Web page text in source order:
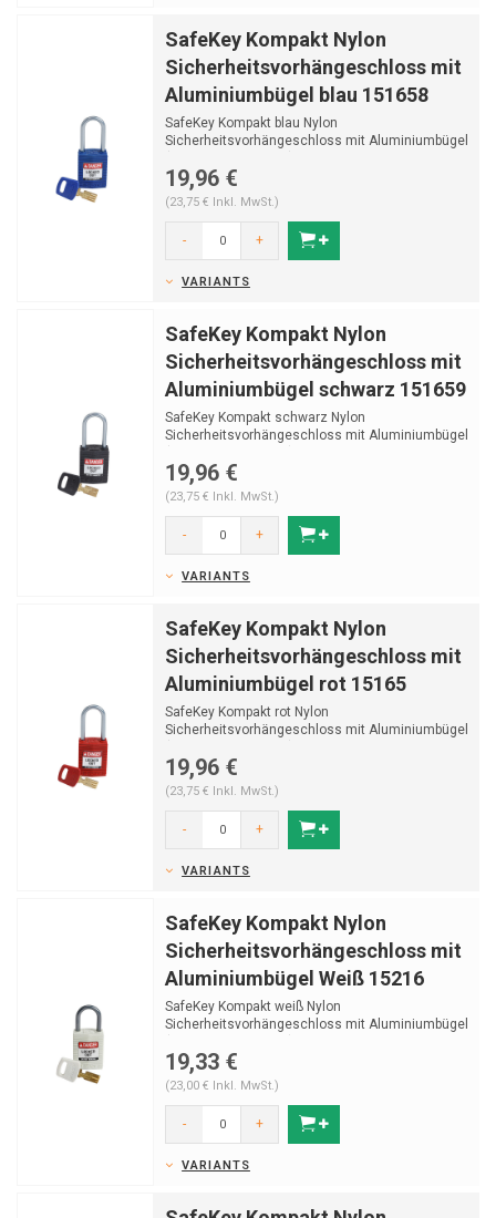
SafeKey Kompakt Nylon
Sicherheitsvorhängeschloss mit
Aluminiumbügel blau 151658
SafeKey Kompakt blau Nylon
Sicherheitsvorhängeschloss mit Aluminiumbügel
19,96 €
(23,75 € Inkl. MwSt.)
- +
VARIANTS
SafeKey Kompakt Nylon
Sicherheitsvorhängeschloss mit
Aluminiumbügel schwarz 151659
SafeKey Kompakt schwarz Nylon
Sicherheitsvorhängeschloss mit Aluminiumbügel
19,96 €
(23,75 € Inkl. MwSt.)
- +
VARIANTS
SafeKey Kompakt Nylon
Sicherheitsvorhängeschloss mit
Aluminiumbügel rot 15165
SafeKey Kompakt rot Nylon
Sicherheitsvorhängeschloss mit Aluminiumbügel
19,96 €
(23,75 € Inkl. MwSt.)
- +
VARIANTS
SafeKey Kompakt Nylon
Sicherheitsvorhängeschloss mit
Aluminiumbügel Weiß 15216
SafeKey Kompakt weiß Nylon
Sicherheitsvorhängeschloss mit Aluminiumbügel
19,33 €
(23,00 € Inkl. MwSt.)
- +
VARIANTS